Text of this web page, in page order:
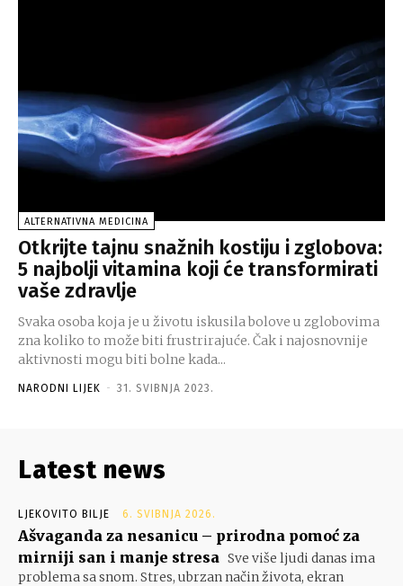
ALTERNATIVNA MEDICINA
Otkrijte tajnu snažnih kostiju i zglobova:
5 najbolji vitamina koji će transformirati
vaše zdravlje
Svaka osoba koja je u životu iskusila bolove u zglobovima
zna koliko to može biti frustrirajuće. Čak i najosnovnije
aktivnosti mogu biti bolne kada...
NARODNI LIJEK - 31. SVIBNJA 2023.
Latest news
LJEKOVITO BILJE 6. SVIBNJA 2026.
Ašvaganda za nesanicu – prirodna pomoć za
mirniji san i manje stresa Sve više ljudi danas ima
problema sa snom. Stres, ubrzan način života, ekran